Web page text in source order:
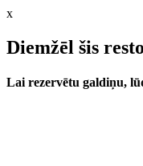
x
Diemžēl šis
Lai rezervētu galdiņu,